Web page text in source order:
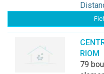
RIOM
79 boulevard etienne